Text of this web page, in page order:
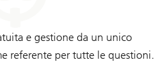
e gestione da un unico
referente per tutte le questioni.